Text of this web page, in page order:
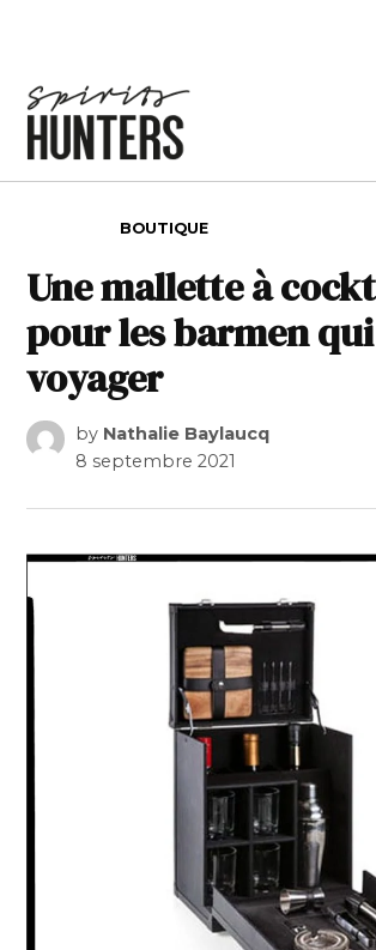
BOUTIQUE
Une mallette à
pour les barmen
voyager
by Nathalie Baylaucq
8 septembre 2021